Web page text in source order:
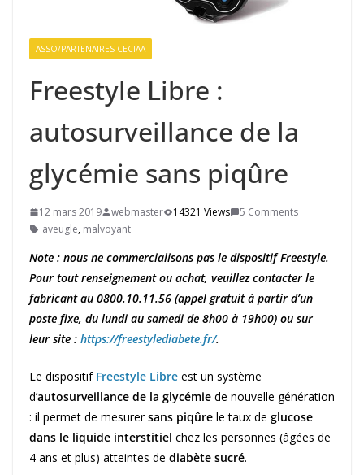
ASSO/PARTENAIRES CECIAA
Freestyle Libre :
autosurveillance de la
glycémie sans piqûre
12 mars 2019 webmaster 14321 Views
5 Comments
aveugle, malvoyant
Note : nous ne commercialisons pas le dispositif Freestyle.
Pour tout renseignement ou achat, veuillez contacter le
fabricant au 0800.10.11.56 (appel gratuit à partir d’un
poste fixe, du lundi au samedi de 8h00 à 19h00) ou sur
leur site : https://freestylediabete.fr/.
Le dispositif Freestyle Libre est un système
d’autosurveillance de la glycémie de nouvelle génération
: il permet de mesurersans piqûre le taux de glucose
dans le liquide interstitiel chez les personnes (âgées de
4 ans et plus) atteintes de diabète sucré.